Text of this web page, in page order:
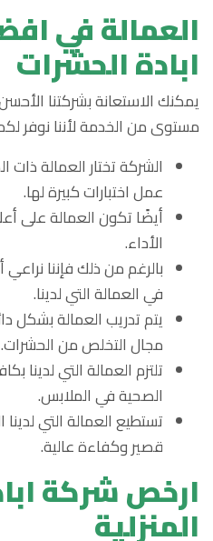
العمالة في
ابادة الحشرات
يمكنك الاستعانة بشركتنا
مستوى من الخدمة لأننا نوفر
الشركة تختار العمالة ذات
عمل اختبارات كبيرة لها.
أيضًا تكون العمالة على
الأداء.
بالرغم من ذلك فإننا نراعي
في العمالة التي لدينا.
يتم تدريب العمالة
مجال التخلص من الحشرات.
تلتزم العمالة التي لدينا
الصحية في الملابس.
تستطيع العمالة التي
قصير وكفاءة عالية.
ارخص شركة
المنزلية